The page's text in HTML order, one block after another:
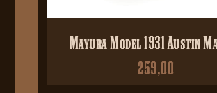
Mayura Model 1931 Austin
259,00